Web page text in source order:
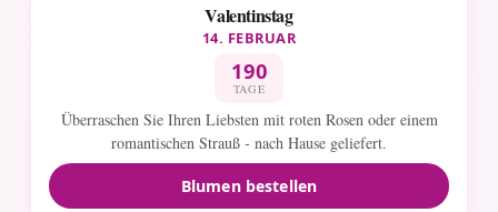
Valentinstag
14. FEBRUAR
190
TAGE
Überraschen Sie Ihren Liebsten mit roten Rosen oder einem
romantischen Strauß - nach Hause geliefert.
Blumen bestellen